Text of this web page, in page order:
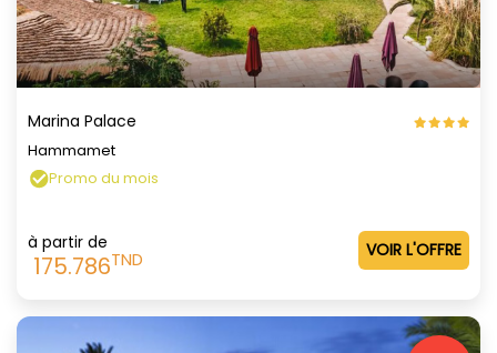
Marina Palace
Hammamet
Promo du mois
à partir de
175.786TND VOIR L'OFFRE